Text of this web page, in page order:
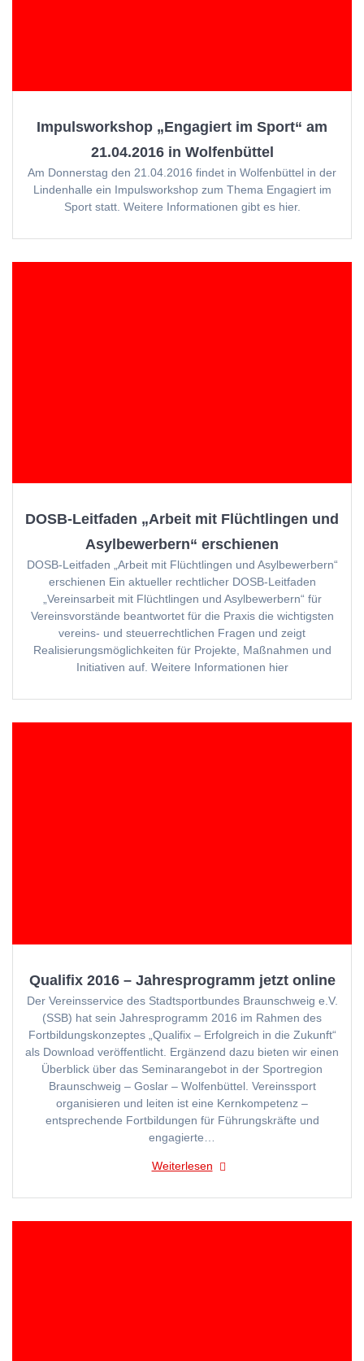
Impulsworkshop „Engagiert im Sport“ am
21.04.2016 in Wolfenbüttel
Am Donnerstag den 21.04.2016 findet in Wolfenbüttel in der
Lindenhalle ein Impulsworkshop zum Thema Engagiert im
Sport statt. Weitere Informationen gibt es hier.
DOSB-Leitfaden „Arbeit mit Flüchtlingen und
Asylbewerbern“ erschienen
DOSB-Leitfaden „Arbeit mit Flüchtlingen und Asylbewerbern“
erschienen Ein aktueller rechtlicher DOSB-Leitfaden
„Vereinsarbeit mit Flüchtlingen und Asylbewerbern“ für
Vereinsvorstände beantwortet für die Praxis die wichtigsten
vereins- und steuerrechtlichen Fragen und zeigt
Realisierungsmöglichkeiten für Projekte, Maßnahmen und
Initiativen auf. Weitere Informationen hier
Qualifix 2016 – Jahresprogramm jetzt online
Der Vereinsservice des Stadtsportbundes Braunschweig e.V.
(SSB) hat sein Jahresprogramm 2016 im Rahmen des
Fortbildungskonzeptes „Qualifix – Erfolgreich in die Zukunft“
als Download veröffentlicht. Ergänzend dazu bieten wir einen
Überblick über das Seminarangebot in der Sportregion
Braunschweig – Goslar – Wolfenbüttel. Vereinssport
organisieren und leiten ist eine Kernkompetenz –
entsprechende Fortbildungen für Führungskräfte und
engagierte…
Weiterlesen